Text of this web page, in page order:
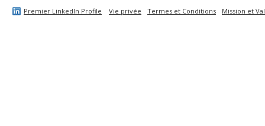
Premier LinkedIn Profile Vie privée Termes et Conditions Mission et